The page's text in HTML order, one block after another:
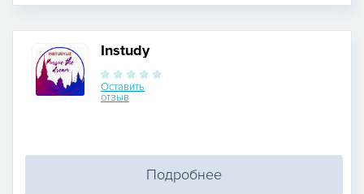
Instudy
Оставить
отзыв
Подробнее